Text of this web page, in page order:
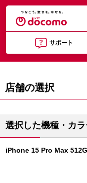
サポート
店舗の選択
選択した機種・カ
iPhone 15 Pro Max